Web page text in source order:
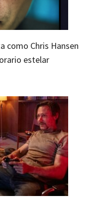
como Chris Hansen
estelar